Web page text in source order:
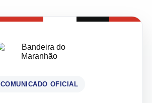
COMUNICADO OFICIAL